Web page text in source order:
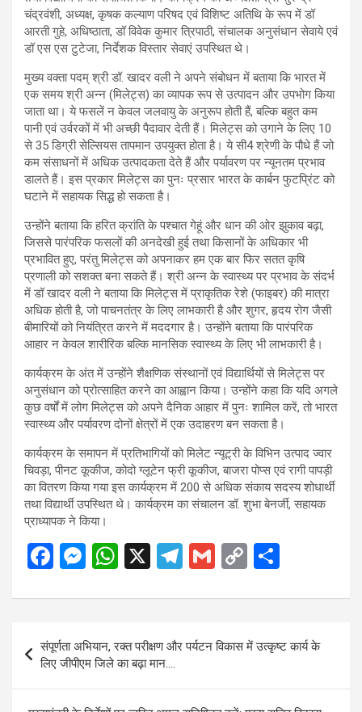
चंद्रवंशी, अध्यक्ष, कृषक कल्याण परिषद एवं विशिष्ट अतिथि के रूप में डॉ
आरती गुहे, अधिष्ठाता, डॉ विवेक कुमार त्रिपाठी, संचालक अनुसंधान सेवाये एवं
डॉ एस एस टुटेजा, निर्देशक विस्तार सेवाएं उपस्थित थे।
मुख्य वक्ता पदम् श्री डॉ. खादर वली ने अपने संबोधन में बताया कि भारत में
एक समय श्री अन्न (मिलेट्स) का व्यापक रूप से उत्पादन और उपभोग किया
जाता था। ये फसलें न केवल जलवायु के अनुरूप होती हैं, बल्कि बहुत कम
पानी एवं उर्वरकों में भी अच्छी पैदावार देती हैं। मिलेट्स को उगाने के लिए 10
से 35 डिग्री सेल्सियस तापमान उपयुक्त होता है। ये सी4 श्रेणी के पौधे हैं जो
कम संसाधनों में अधिक उत्पादकता देते हैं और पर्यावरण पर न्यूनतम प्रभाव
डालते हैं। इस प्रकार मिलेट्स का पुनः प्रसार भारत के कार्बन फुटप्रिंट को
घटाने में सहायक सिद्ध हो सकता है।
उन्होंने बताया कि हरित क्रांति के पश्चात गेहूं और धान की ओर झुकाव बढ़ा,
जिससे पारंपरिक फसलों की अनदेखी हुई तथा किसानों के अधिकार भी
प्रभावित हुए, परंतु मिलेट्स को अपनाकर हम एक बार फिर सतत कृषि
प्रणाली को सशक्त बना सकते हैं। श्री अन्न के स्वास्थ्य पर प्रभाव के संदर्भ
में डॉ खादर वली ने बताया कि मिलेट्स में प्राकृतिक रेशे (फाइबर) की मात्रा
अधिक होती है, जो पाचनतंत्र के लिए लाभकारी है और शुगर, हृदय रोग जैसी
बीमारियों को नियंत्रित करने में मददगार है। उन्होंने बताया कि पारंपरिक
आहार न केवल शारीरिक बल्कि मानसिक स्वास्थ्य के लिए भी लाभकारी है।
कार्यक्रम के अंत में उन्होंने शैक्षणिक संस्थानों एवं विद्यार्थियों से मिलेट्स पर
अनुसंधान को प्रोत्साहित करने का आह्वान किया। उन्होंने कहा कि यदि अगले
कुछ वर्षों में लोग मिलेट्स को अपने दैनिक आहार में पुनः शामिल करें, तो भारत
स्वास्थ्य और पर्यावरण दोनों क्षेत्रों में एक उदाहरण बन सकता है।
कार्यक्रम के समापन में प्रतिभागियों को मिलेट न्यूट्री के विभिन उत्पाद ज्वार
चिवड़ा, पीनट कूकीज, कोदो ग्लूटेन फ्री कूकीज, बाजरा पोप्स एवं रागी पापड़ी
का वितरण किया गया इस कार्यक्रम में 200 से अधिक संकाय सदस्य शोधार्थी
तथा विद्यार्थी उपस्थित थे। कार्यक्रम का संचालन डॉ. शुभा बेनर्जी, सहायक
प्राध्यापक ने किया।
F
ce
b
o
o
M
se
n
g
er
W
at
A
p
X
T
e
gr
a
m
G
ail
C
py
Li
n
k
ar
navigation
संपूर्णता अभियान, रक्त परीक्षण और पर्यटन विकास में उत्कृष्ट कार्य के
लिए जीपीएम जिले का बढ़ा मान….